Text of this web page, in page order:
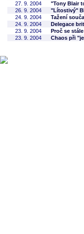
27. 9. 2004
"Tony Blair
26. 9. 2004
"Lítostivý"
24. 9. 2004
Tažení
24. 9. 2004
Delegace
23. 9. 2004
Proč se
23. 9. 2004
Chaos při